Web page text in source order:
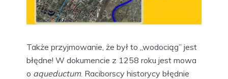
Także przyjmowanie, że był to „wodociąg” jest
błędne! W dokumencie z 1258 roku jest mowa
o aqueductum. Raciborscy historycy błędnie